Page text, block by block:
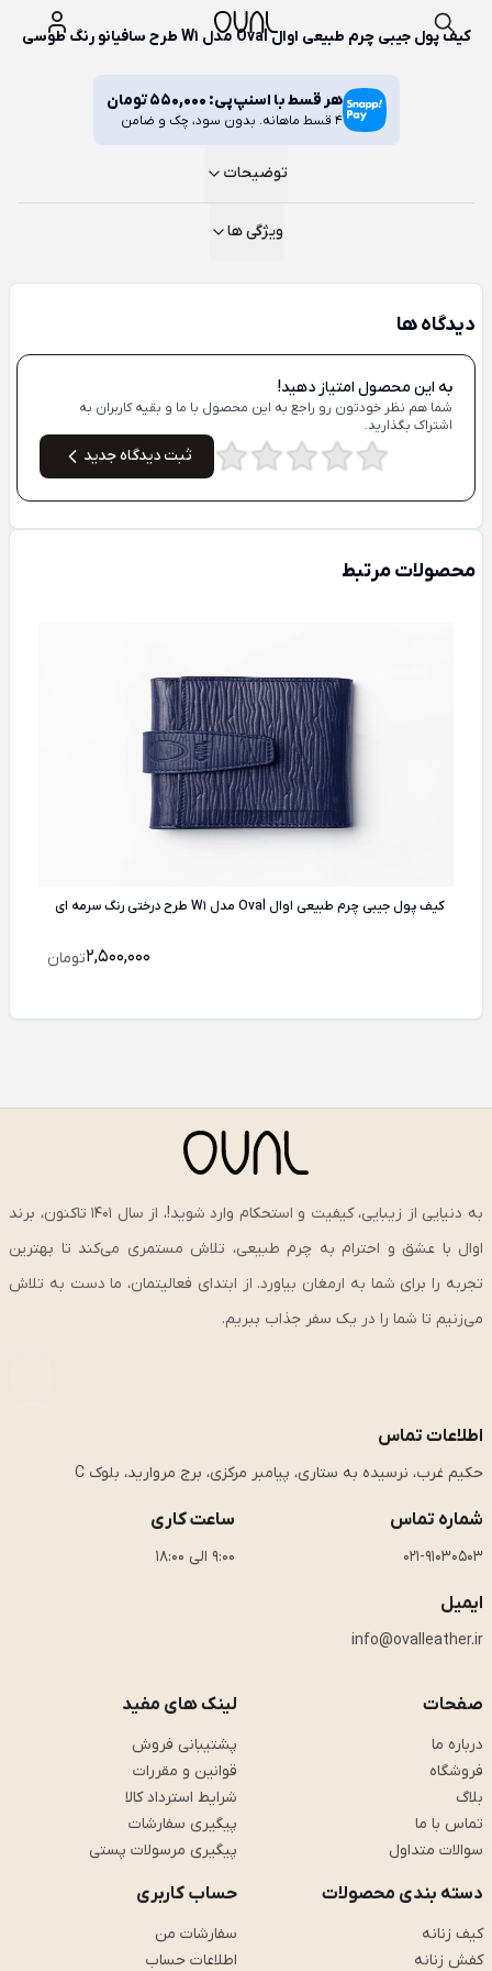
کیف پول جیبی چرم طبیعی اوال Oval مدل W1 طرح سافیانو رنگ طوسی
هر قسط با اسنپ‌پی: 550,000تومان
4 قسط ماهانه. بدون سود، چک و ضامن
توضیحات
ویژگی ها
دیدگاه ها
به این محصول امتیاز دهید!
شما هم نظر خودتون رو راجع به این محصول با ما و بقیه کاربران به
اشتراک بگذارید.
ثبت دیدگاه جدید
محصولات مرتبط
کیف پول جیبی چرم طبیعی اوال Oval مدل W1 طرح درختی رنگ سرمه ای
2,500,000تومان
به دنیایی از زیبایی، کیفیت و استحکام وارد شوید!، از سال ۱۴۰۱ تاکنون، برند
اوال با عشق و احترام به چرم طبیعی، تلاش مستمری می‌کند تا بهترین
تجربه را برای شما به ارمغان بیاورد. از ابتدای فعالیتمان، ما دست به تلاش
می‌زنیم تا شما را در یک سفر جذاب ببریم.
اطلاعات تماس
حکیم غرب، نرسیده به ستاری، پیامبر مرکزی، برج مروارید، بلوک C
شماره تماس
021-91030503
ساعت کاری
9:00 الی 18:00
ایمیل
info@ovalleather.ir
صفحات
درباره ما
فروشگاه
بلاگ
تماس با ما
سوالات متداول
لینک های مفید
پشتیبانی فروش
قوانین و مقررات
شرایط استرداد کالا
پیگیری سفارشات
پیگیری مرسولات پستی
دسته بندی محصولات
کیف زنانه
کفش زنانه
حساب کاربری
سفارشات من
اطلاعات حساب